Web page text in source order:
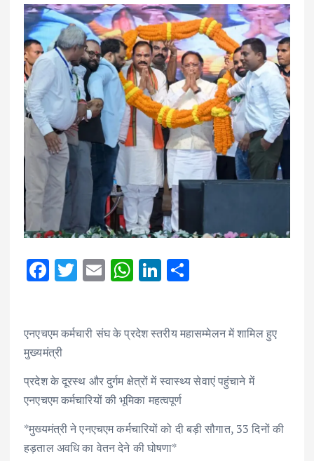
F
b
o
o
k
T
te
E
l
W
s
p
p
Li
e
n
e
एनएचएम कर्मचारी संघ के प्रदेश स्तरीय महासम्मेलन में शामिल हुए
मुख्यमंत्री
प्रदेश के दूरस्थ और दुर्गम क्षेत्रों में स्वास्थ्य सेवाएं पहुंचाने में
एनएचएम कर्मचारियों की भूमिका महत्वपूर्ण
*मुख्यमंत्री ने एनएचएम कर्मचारियों को दी बड़ी सौगात, 33 दिनों की
हड़ताल अवधि का वेतन देने की घोषणा*